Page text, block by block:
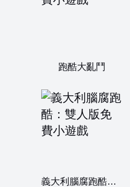
跑酷大亂鬥
義大利腦腐跑酷：雙人版